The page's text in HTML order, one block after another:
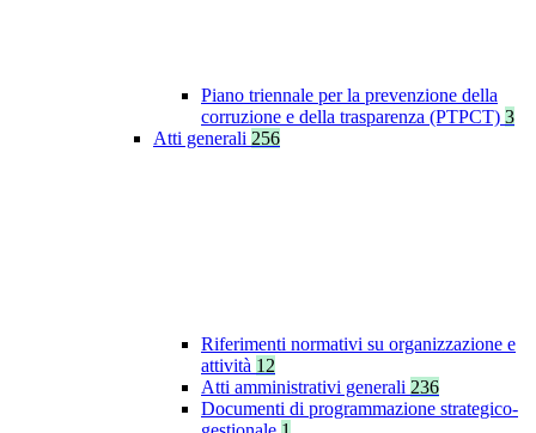
Piano triennale per la prevenzione della
corruzione e della trasparenza (PTPCT) 3
Atti generali 256
Riferimenti normativi su organizzazione e
attività 12
Atti amministrativi generali 236
Documenti di programmazione strategico-